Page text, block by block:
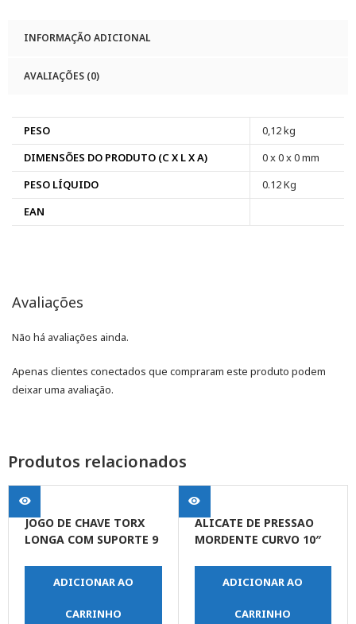
INFORMAÇÃO ADICIONAL
AVALIAÇÕES (0)
PESO
0,12 kg
DIMENSÕES DO PRODUTO (C X L X A)
0 x 0 x 0 mm
PESO LÍQUIDO
0.12 Kg
EAN
Avaliações
Não há avaliações ainda.
Apenas clientes conectados que compraram este produto podem
deixar uma avaliação.
Produtos relacionados
JOGO DE CHAVE TORX
LONGA COM SUPORTE 9
ADICIONAR AO
CARRINHO
ALICATE DE PRESSAO
MORDENTE CURVO 10″
ADICIONAR AO
CARRINHO